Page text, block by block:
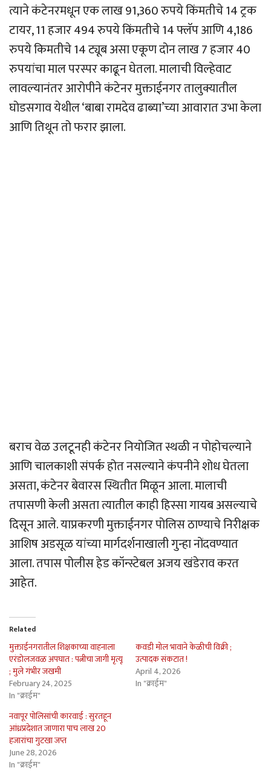
त्याने कंटेनरमधून एक लाख 91,360 रुपये किंमतीचे 14 ट्रक
टायर, 11 हजार 494 रुपये किंमतीचे 14 फ्लॅप आणि 4,186
रुपये किमतीचे 14 ट्यूब असा एकूण दोन लाख 7 हजार 40
रुपयांचा माल परस्पर काढून घेतला. मालाची विल्हेवाट
लावल्यानंतर आरोपीने कंटेनर मुक्ताईनगर तालुक्यातील
घोडसगाव येथील ‘बाबा रामदेव ढाब्या’च्या आवारात उभा केला
आणि तिथून तो फरार झाला.
बराच वेळ उलटूनही कंटेनर नियोजित स्थळी न पोहोचल्याने
आणि चालकाशी संपर्क होत नसल्याने कंपनीने शोध घेतला
असता, कंटेनर बेवारस स्थितीत मिळून आला. मालाची
तपासणी केली असता त्यातील काही हिस्सा गायब असल्याचे
दिसून आले. याप्रकरणी मुक्ताईनगर पोलिस ठाण्याचे निरीक्षक
आशिष अडसूळ यांच्या मार्गदर्शनाखाली गुन्हा नोंदवण्यात
आला. तपास पोलीस हेड कॉन्स्टेबल अजय खंडेराव करत
आहेत.
Related
मुक्ताईनगरातील शिक्षकाच्या वाहनाला
एरंडोलजवळ अपघात : पत्नीचा जागी मृत्यू
; मुले गंभीर जखमी
February 24, 2025
In "क्राईम"
कवडी मोल भावाने केळीची विक्री ;
उत्पादक संकटात !
April 4, 2026
In "क्राईम"
नवापूर पोलिसांची कारवाई : सुरतहून
आंध्रप्रदेशात जाणारा पाच लाख 20
हजारांचा गुटखा जप्त
June 28, 2026
In "क्राईम"